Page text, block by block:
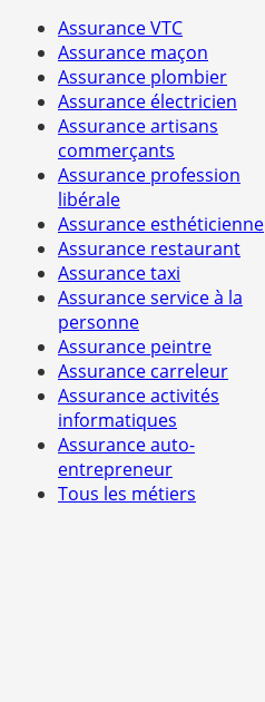
Assurance VTC
Assurance maçon
Assurance plombier
Assurance électricien
Assurance artisans
commerçants
Assurance profession
libérale
Assurance esthéticienne
Assurance restaurant
Assurance taxi
Assurance service à la
personne
Assurance peintre
Assurance carreleur
Assurance activités
informatiques
Assurance auto-
entrepreneur
Tous les métiers